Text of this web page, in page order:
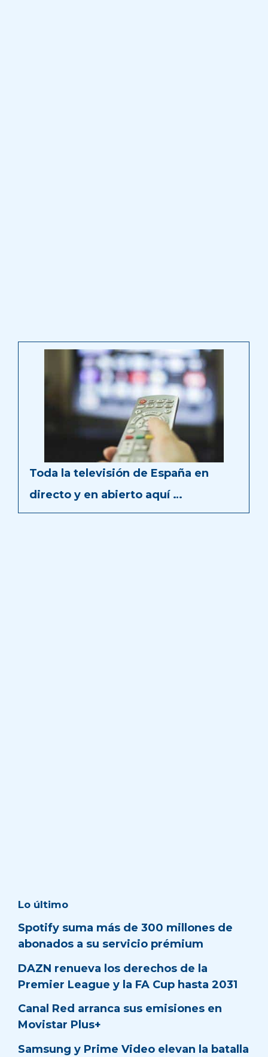
Toda la televisión de España en
directo y en abierto aquí …
Lo último
Spotify suma más de 300 millones de
abonados a su servicio prémium
DAZN renueva los derechos de la
Premier League y la FA Cup hasta 2031
Canal Red arranca sus emisiones en
Movistar Plus+
Samsung y Prime Video elevan la batalla